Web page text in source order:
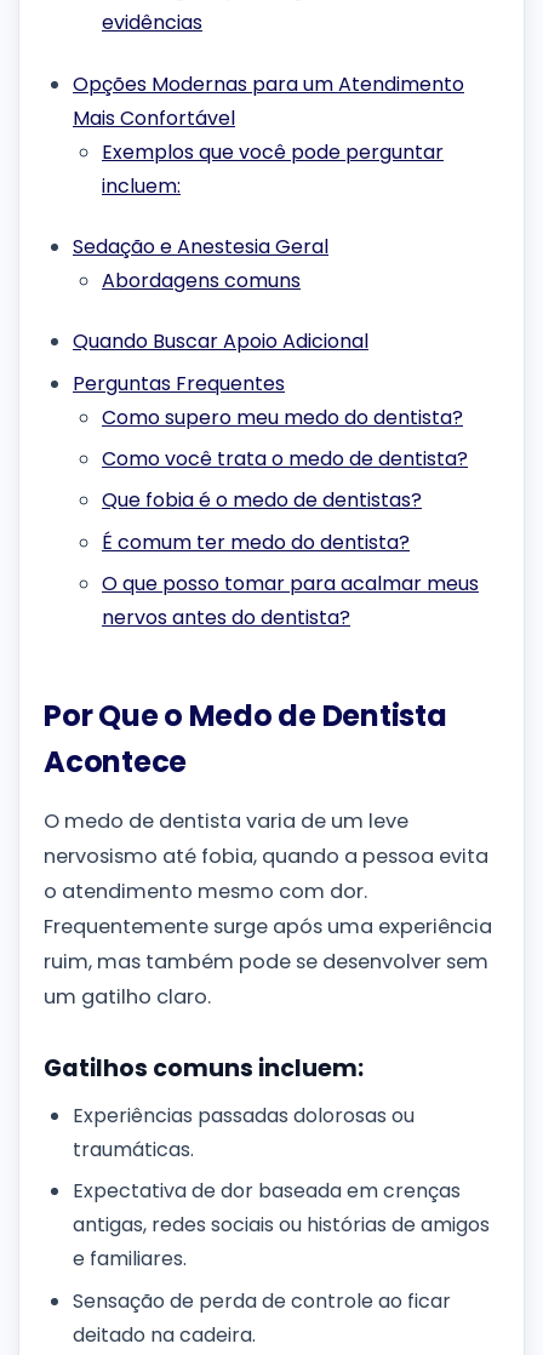
evidências
Opções Modernas para um Atendimento
Mais Confortável
Exemplos que você pode perguntar
incluem:
Sedação e Anestesia Geral
Abordagens comuns
Quando Buscar Apoio Adicional
Perguntas Frequentes
Como supero meu medo do dentista?
Como você trata o medo de dentista?
Que fobia é o medo de dentistas?
É comum ter medo do dentista?
O que posso tomar para acalmar meus
nervos antes do dentista?
Por Que o Medo de Dentista
Acontece
O medo de dentista varia de um leve
nervosismo até fobia, quando a pessoa evita
o atendimento mesmo com dor.
Frequentemente surge após uma experiência
ruim, mas também pode se desenvolver sem
um gatilho claro.
Gatilhos comuns incluem:
Experiências passadas dolorosas ou
traumáticas.
Expectativa de dor baseada em crenças
antigas, redes sociais ou histórias de amigos
e familiares.
Sensação de perda de controle ao ficar
deitado na cadeira.